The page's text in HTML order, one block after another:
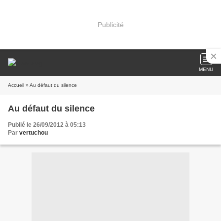
Publicité
MENU
Accueil » Au défaut du silence
Au défaut du silence
Publié le 26/09/2012 à 05:13
Par vertuchou